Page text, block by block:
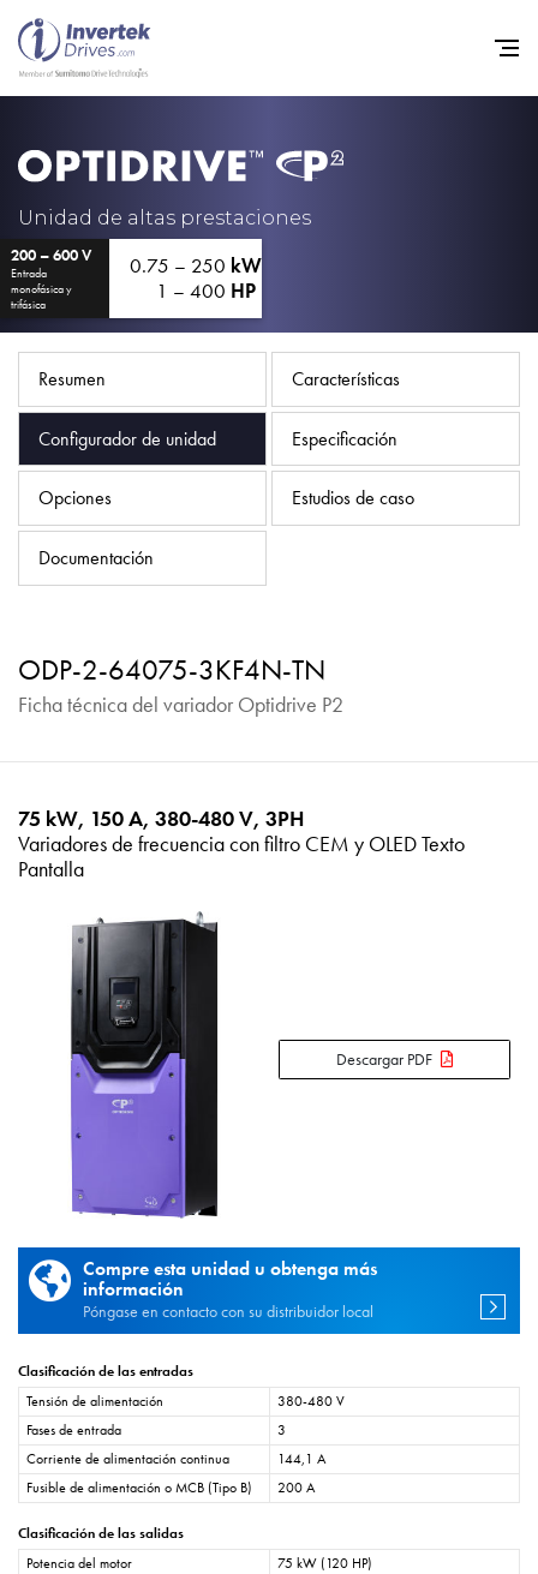
Unidad de altas prestaciones
200 – 600 V
Entrada
monofásica y
trifásica
0.75 – 250 kW
1 – 400 HP
Resumen Características
Configurador de unidad Especificación
Opciones Estudios de caso
Documentación
ODP-2-64075-3KF4N-TN
Ficha técnica del variador Optidrive P2
75 kW, 150 A, 380-480 V, 3PH
Variadores de frecuencia con filtro CEM y OLED Texto
Pantalla
Descargar PDF
Compre esta unidad u obtenga más
información
Póngase en contacto con su distribuidor local
Clasificación de las entradas
Tensión de alimentación
380-480 V
Fases de entrada
3
Corriente de alimentación continua
144,1 A
Fusible de alimentación o MCB (Tipo B)
200 A
Clasificación de las salidas
Potencia del motor
75 kW (120 HP)
Home
Noticias
Empleo
Acerca de
Contacto